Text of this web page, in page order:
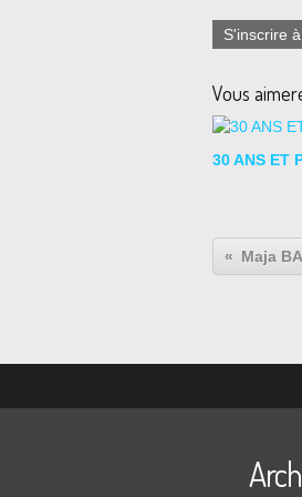
S'inscrire
Vous
30 ANS ET